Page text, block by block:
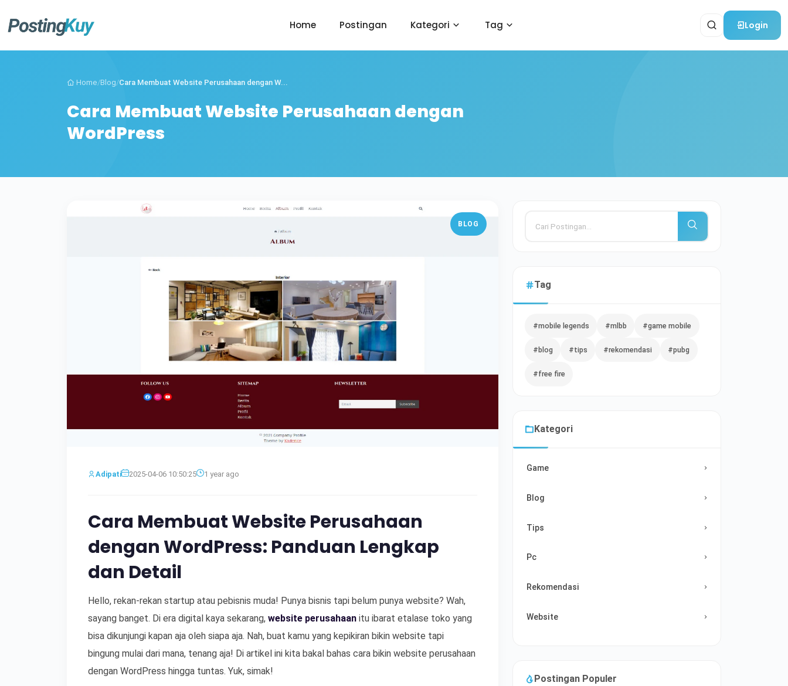
Home Postingan Kategori Tag Login
Home/Blog/Cara Membuat Website Perusahaan dengan W...
Cara Membuat Website Perusahaan dengan
WordPress
BLOG
Adipati 2025-04-06 10:50:25 1 year ago
Cara Membuat Website Perusahaan
dengan WordPress: Panduan Lengkap
dan Detail
Hello, rekan-rekan startup atau pebisnis muda! Punya bisnis tapi belum punya website? Wah,
sayang banget. Di era digital kaya sekarang, website perusahaan itu ibarat etalase toko yang
bisa dikunjungi kapan aja oleh siapa aja. Nah, buat kamu yang kepikiran bikin website tapi
bingung mulai dari mana, tenang aja! Di artikel ini kita bakal bahas cara bikin website perusahaan
dengan WordPress hingga tuntas. Yuk, simak!
Tag
#mobile legends #mlbb #game mobile
#blog #tips #rekomendasi #pubg
#free fire
Kategori
Game
Blog
Tips
Pc
Rekomendasi
Website
Postingan Populer